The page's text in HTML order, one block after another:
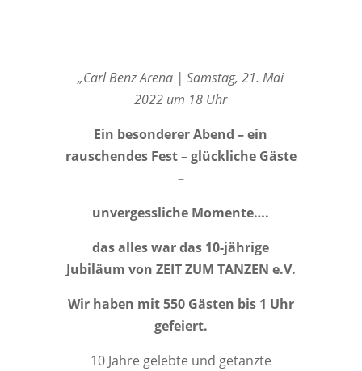
„Carl Benz Arena | Samstag, 21. Mai
2022 um 18 Uhr
Ein besonderer Abend – ein
rauschendes Fest – glückliche Gäste
–
unvergessliche Momente….
das alles war das 10-jährige
Jubiläum von ZEIT ZUM TANZEN e.V.
Wir haben mit 550 Gästen bis 1 Uhr
gefeiert.
10 Jahre gelebte und getanzte